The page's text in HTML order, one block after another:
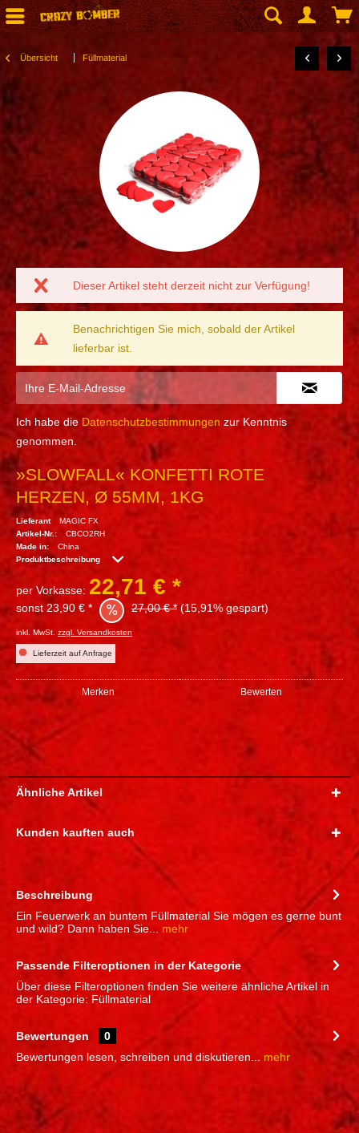
Übersicht Füllmaterial
Dieser Artikel steht derzeit nicht zur Verfügung!
Benachrichtigen Sie mich, sobald der Artikel
lieferbar ist.
Ich habe die Datenschutzbestimmungen zur Kenntnis
genommen.
»SLOWFALL« KONFETTI ROTE
HERZEN, Ø 55MM, 1KG
Lieferant
MAGIC FX
Artikel-Nr.:
CBCO2RH
Made in:
China
Produktbeschreibung
per Vorkasse: 22,71 € *
sonst 23,90 € * 27,00 € * (15,91% gespart)
inkl. MwSt. zzgl. Versandkosten
Lieferzeit auf Anfrage
Merken Bewerten
Ähnliche Artikel
Kunden kauften auch
Beschreibung
Ein Feuerwerk an buntem Füllmaterial Sie mögen es gerne bunt
und wild? Dann haben Sie...
mehr
Passende Filteroptionen in der Kategorie
Über diese Filteroptionen finden Sie weitere ähnliche Artikel in
der Kategorie: Füllmaterial
Bewertungen
0
Bewertungen lesen, schreiben und diskutieren...
mehr